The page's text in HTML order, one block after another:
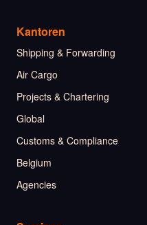
Kantoren
Shipping & Forwarding
Air Cargo
Projects & Chartering
Global
Customs & Compliance
Belgium
Agencies